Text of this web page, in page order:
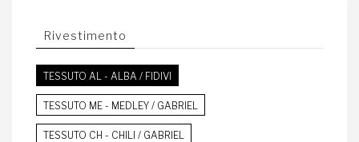
Rivestimento
TESSUTO AL - ALBA / FIDIVI
TESSUTO ME - MEDLEY / GABRIEL
TESSUTO CH - CHILI / GABRIEL